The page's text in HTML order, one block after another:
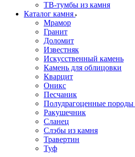
ТВ-тумбы из камня
Каталог камня
Мрамор
Гранит
Доломит
Известняк
Искусственный камень
Камень для облицовки
Кварцит
Оникс
Песчаник
Полудрагоценные породы
Ракушечник
Сланец
Слэбы из камня
Травертин
Туф